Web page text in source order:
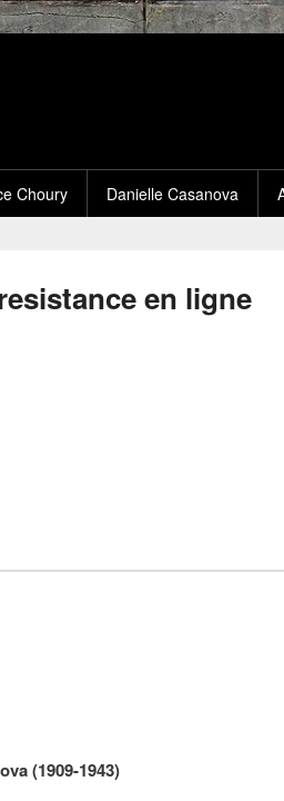
Choury Danielle Casanova
en ligne
(1909-1943)